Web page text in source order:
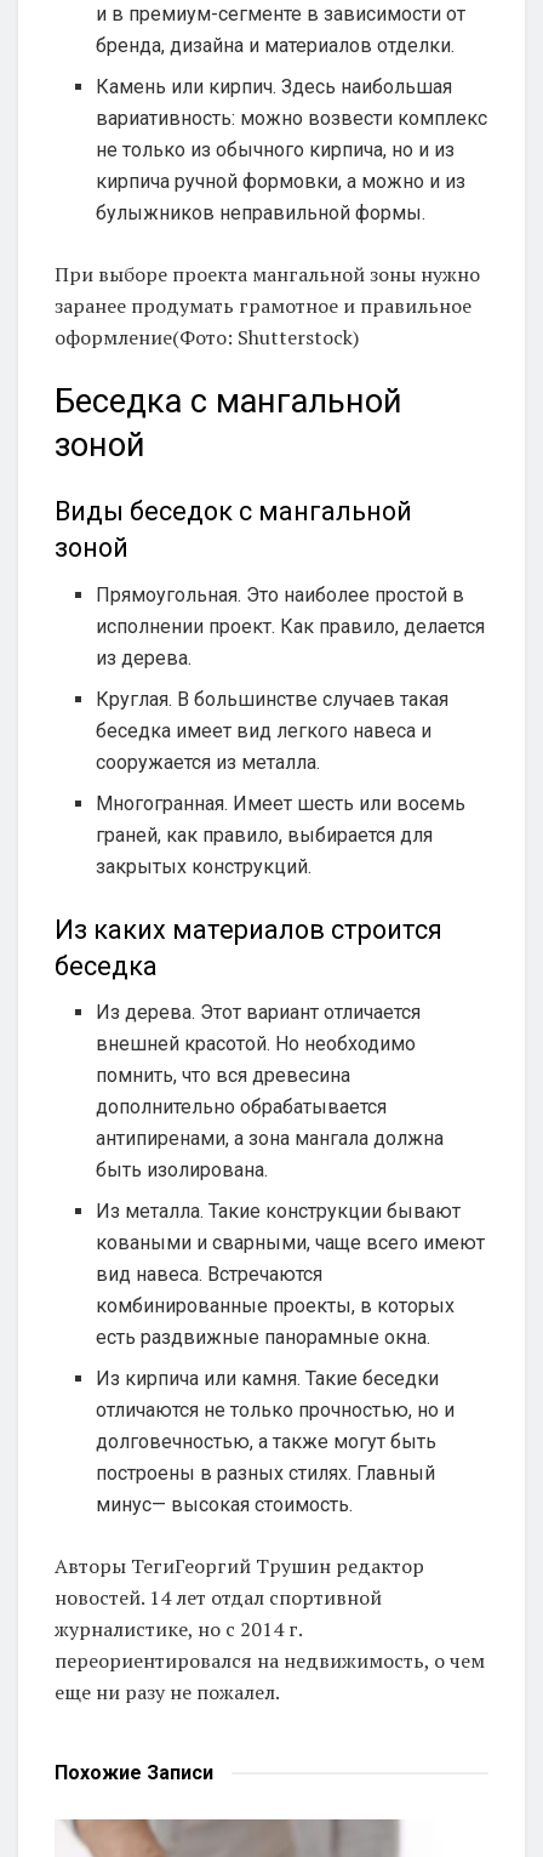
и в премиум-сегменте в зависимости от
бренда, дизайна и материалов отделки.
Камень или кирпич. Здесь наибольшая
вариативность: можно возвести комплекс
не только из обычного кирпича, но и из
кирпича ручной формовки, а можно и из
булыжников неправильной формы.
При выборе проекта мангальной зоны нужно
заранее продумать грамотное и правильное
оформление(Фото: Shutterstock)
Беседка с мангальной
зоной
Виды беседок с мангальной
зоной
Прямоугольная. Это наиболее простой в
исполнении проект. Как правило, делается
из дерева.
Круглая. В большинстве случаев такая
беседка имеет вид легкого навеса и
сооружается из металла.
Многогранная. Имеет шесть или восемь
граней, как правило, выбирается для
закрытых конструкций.
Из каких материалов строится
беседка
Из дерева. Этот вариант отличается
внешней красотой. Но необходимо
помнить, что вся древесина
дополнительно обрабатывается
антипиренами, а зона мангала должна
быть изолирована.
Из металла. Такие конструкции бывают
коваными и сварными, чаще всего имеют
вид навеса. Встречаются
комбинированные проекты, в которых
есть раздвижные панорамные окна.
Из кирпича или камня. Такие беседки
отличаются не только прочностью, но и
долговечностью, а также могут быть
построены в разных стилях. Главный
минус— высокая стоимость.
Авторы ТегиГеоргий Трушин редактор
новостей. 14 лет отдал спортивной
журналистике, но с 2014 г.
переориентировался на недвижимость, о чем
еще ни разу не пожалел.
Похожие Записи